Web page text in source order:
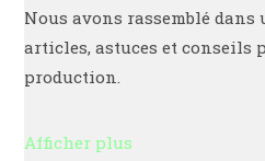
Nous avons rassemblé
articles, astuces et conseils
production.
La culture du cannabis est
Afficher plus